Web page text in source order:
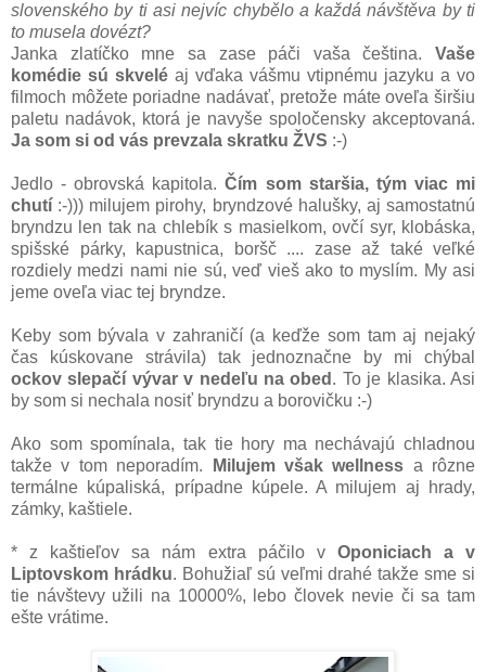
slovenského by ti asi nejvíc chybělo a každá návštěva by ti
to musela dovézt?
Janka zlatíčko mne sa zase páči vaša čeština. Vaše
komédie sú skvelé aj vďaka vášmu vtipnému jazyku a vo
filmoch môžete poriadne nadávať, pretože máte oveľa širšiu
paletu nadávok, ktorá je navyše spoločensky akceptovaná.
Ja som si od vás prevzala skratku ŽVS :-)
Jedlo - obrovská kapitola.Čím som staršia, tým viac mi
chutí :-))) milujem pirohy, bryndzové halušky, aj samostatnú
bryndzu len tak na chlebík s masielkom, ovčí syr, klobáska,
spišské párky, kapustnica, boršč .... zase až také veľké
rozdiely medzi nami nie sú, veď vieš ako to myslím. My asi
jeme oveľa viac tej bryndze.
Keby som bývala v zahraničí (a keďže som tam aj nejaký
čas kúskovane strávila) tak jednoznačne by mi chýbal
ockov slepačí vývar v nedeľu na obed . To je klasika. Asi
by som si nechala nosiť bryndzu a borovičku :-)
Ako som spomínala, tak tie hory ma nechávajú chladnou
takže v tom neporadím.
Milujem však wellness a rôzne
termálne kúpaliská, prípadne kúpele. A milujem aj hrady,
zámky, kaštiele.
* z kaštieľov sa nám extra páčilo v Oponiciach a v
Liptovskom hrádku. Bohužiaľ sú veľmi drahé takže sme si
tie návštevy užili na 10000%, lebo človek nevie či sa tam
ešte vrátime.